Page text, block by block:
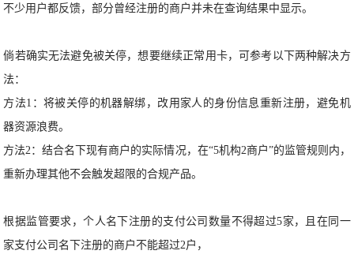
不少用户都反馈，部分曾经注册的商户并未在查询结果中显示。
倘若确实无法避免被关停，想要继续正常用卡，可参考以下两种解决方
法：
方法1：将被关停的机器解绑，改用家人的身份信息重新注册，避免机
器资源浪费。
方法2：结合名下现有商户的实际情况，在“5机构2商户”的监管规则内，
重新办理其他不会触发超限的合规产品。
根据监管要求，个人名下注册的支付公司数量不得超过5家，且在同一
家支付公司名下注册的商户不能超过2户，